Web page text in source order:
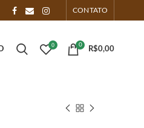
CONTATO
0 0
R$0,00